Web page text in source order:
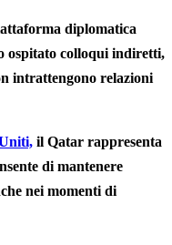
diplomatica
ospitato colloqui indiretti,
intrattengono relazioni
il Qatar rappresenta
di mantenere
nei momenti di